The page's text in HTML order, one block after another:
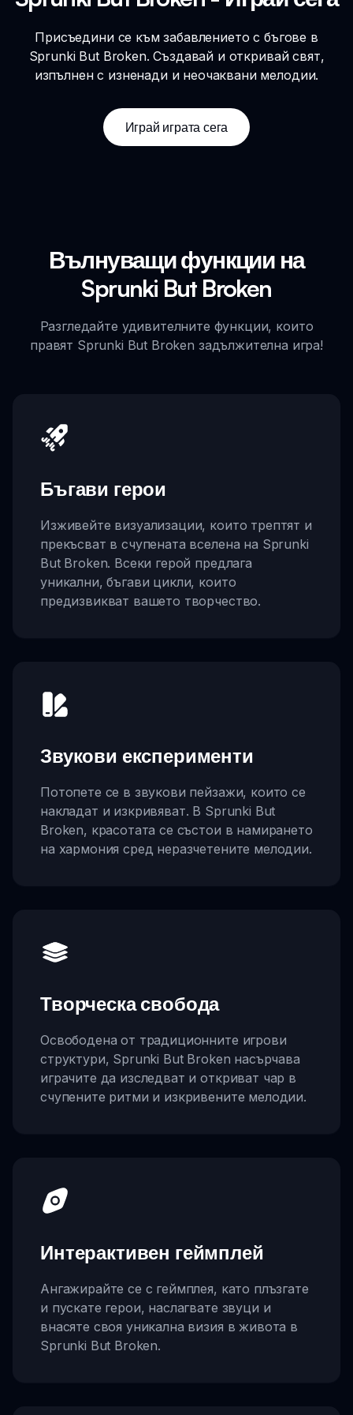
Присъедини се към забавлението с бъгове в
Sprunki But Broken. Създавай и откривай свят,
изпълнен с изненади и неочаквани мелодии.
Играй играта сега
Вълнуващи функции на
Sprunki But Broken
Разгледайте удивителните функции, които
правят Sprunki But Broken задължителна игра!
Бъгави герои
Изживейте визуализации, които трептят и
прекъсват в счупената вселена на Sprunki
But Broken. Всеки герой предлага
уникални, бъгави цикли, които
предизвикват вашето творчество.
Звукови експерименти
Потопете се в звукови пейзажи, които се
накладат и изкривяват. В Sprunki But
Broken, красотата се състои в намирането
на хармония сред неразчетените мелодии.
Творческа свобода
Освободена от традиционните игрови
структури, Sprunki But Broken насърчава
играчите да изследват и откриват чар в
счупените ритми и изкривените мелодии.
Интерактивен геймплей
Ангажирайте се с геймплея, като плъзгате
и пускате герои, наслагвате звуци и
внасяте своя уникална визия в живота в
Sprunki But Broken.